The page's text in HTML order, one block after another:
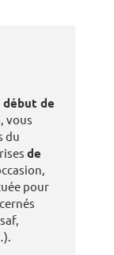
début de
, vous
du
de
pour